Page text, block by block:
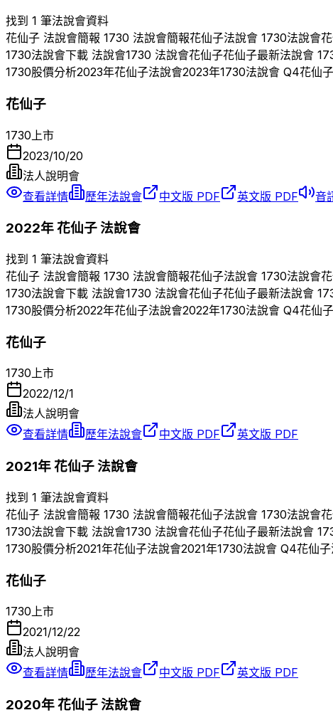
找到 1 筆法說會資料
花仙子 法說會簡報 1730 法說會簡報花仙子法說會 1730法說會
1730法說會下載 法說會1730 法說會花仙子花仙子最新法說會
1730股價分析2023年花仙子法說會2023年1730法說會 Q4花仙子
花仙子
1730 上市
2023/10/20
法人說明會
查看詳情
歷年法說會 中文版 PDF 英文版 PDF 音
2022年花仙子法說會
找到 1 筆法說會資料
花仙子 法說會簡報 1730 法說會簡報花仙子法說會 1730法說會
1730法說會下載 法說會1730 法說會花仙子花仙子最新法說會
1730股價分析2022年花仙子法說會2022年1730法說會 Q4花仙子
花仙子
1730上市
2022/12/1
法人說明會
查看詳情
歷年法說會 中文版 PDF 英文版 PDF
2021年花仙子法說會
找到 1 筆法說會資料
花仙子 法說會簡報 1730 法說會簡報花仙子法說會 1730法說會
1730法說會下載 法說會1730 法說會花仙子花仙子最新法說會
1730股價分析2021年花仙子法說會2021年1730法說會 Q4花仙子
花仙子
1730上市
2021/12/22
法人說明會
查看詳情
歷年法說會 中文版 PDF 英文版 PDF
2020年花仙子法說會